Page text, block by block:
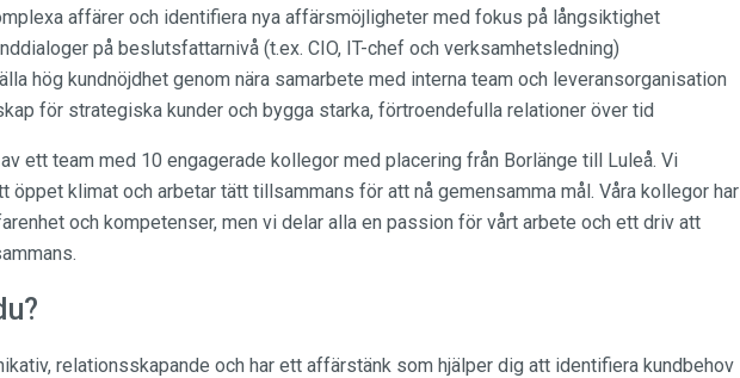
affärer och identifiera nya affärsmöjligheter med fokus på långsiktighet
på beslutsfattarnivå (t.ex. CIO, IT-chef och verksamhetsledning)
hög kundnöjdhet genom nära samarbete med interna team och leveransorganisation
för strategiska kunder och bygga starka, förtroendefulla relationer över tid
ett team med 10 engagerade kollegor med placering från Borlänge till Luleå. Vi
öppet klimat och arbetar tätt tillsammans för att nå gemensamma mål. Våra kollegor har
och kompetenser, men vi delar alla en passion för vårt arbete och ett driv att
relationsskapande och har ett affärstänk som hjälper dig att identifiera kundbehov